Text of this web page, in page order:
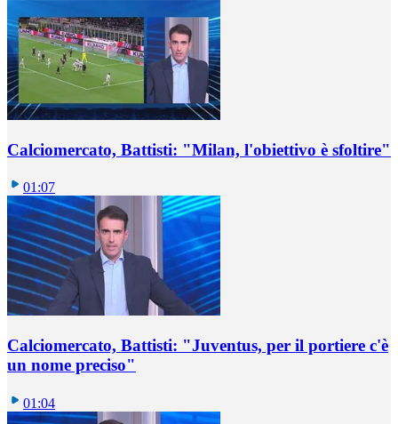
Calciomercato, Battisti: "Milan, l'obiettivo è sfoltire"
01:07
Calciomercato, Battisti: "Juventus, per il portiere c'è
un nome preciso"
01:04